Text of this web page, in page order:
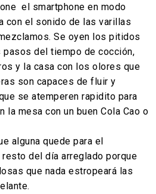
el smartphone en modo
con el sonido de las varillas
Se oyen los pitidos
pasos del tiempo de cocción,
y la casa con los olores que
son capaces de fluir y
se atemperen rapidito para
la mesa con un buen Cola Cao o
alguna quede para el
del día arreglado porque
que nada estropeará las